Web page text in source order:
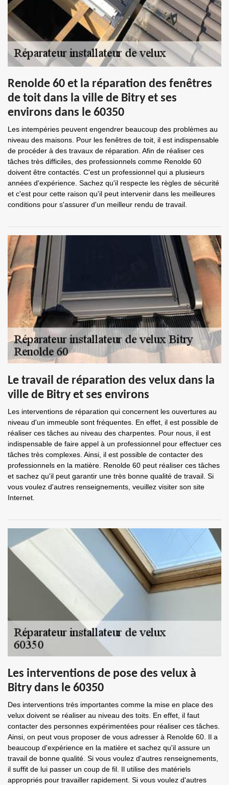
Renolde 60 et la réparation des fenêtres
de toit dans la ville de Bitry et ses
environs dans le 60350
Les intempéries peuvent engendrer beaucoup des problèmes au
niveau des maisons. Pour les fenêtres de toit, il est indispensable
de procéder à des travaux de réparation. Afin de réaliser ces
tâches très difficiles, des professionnels comme Renolde 60
doivent être contactés. C'est un professionnel qui a plusieurs
années d'expérience. Sachez qu'il respecte les règles de sécurité
et c'est pour cette raison qu'il peut intervenir dans les meilleures
conditions pour s'assurer d'un meilleur rendu de travail.
Le travail de réparation des velux dans la
ville de Bitry et ses environs
Les interventions de réparation qui concernent les ouvertures au
niveau d'un immeuble sont fréquentes. En effet, il est possible de
réaliser ces tâches au niveau des charpentes. Pour nous, il est
indispensable de faire appel à un professionnel pour effectuer ces
tâches très complexes. Ainsi, il est possible de contacter des
professionnels en la matière. Renolde 60 peut réaliser ces tâches
et sachez qu'il peut garantir une très bonne qualité de travail. Si
vous voulez d'autres renseignements, veuillez visiter son site
Internet.
Les interventions de pose des velux à
Bitry dans le 60350
Des interventions très importantes comme la mise en place des
velux doivent se réaliser au niveau des toits. En effet, il faut
contacter des personnes expérimentées pour réaliser ces tâches.
Ainsi, on peut vous proposer de vous adresser à Renolde 60. Il a
beaucoup d'expérience en la matière et sachez qu'il assure un
travail de bonne qualité. Si vous voulez d'autres renseignements,
il suffit de lui passer un coup de fil. Il utilise des matériels
appropriés pour travailler rapidement. Si vous voulez d'autres